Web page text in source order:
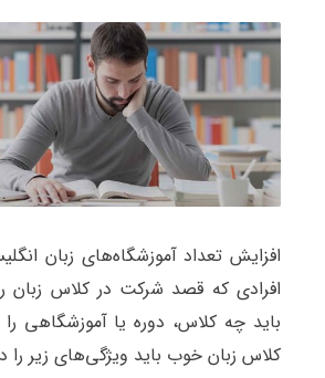
افزایش تعداد آموزشگاه‌های زبان
افرادی که قصد شرکت در کلاس زبان را
باید چه کلاس، دوره یا آموزشگاهی
کلاس زبان خوب باید ویژگی‌های زیر را